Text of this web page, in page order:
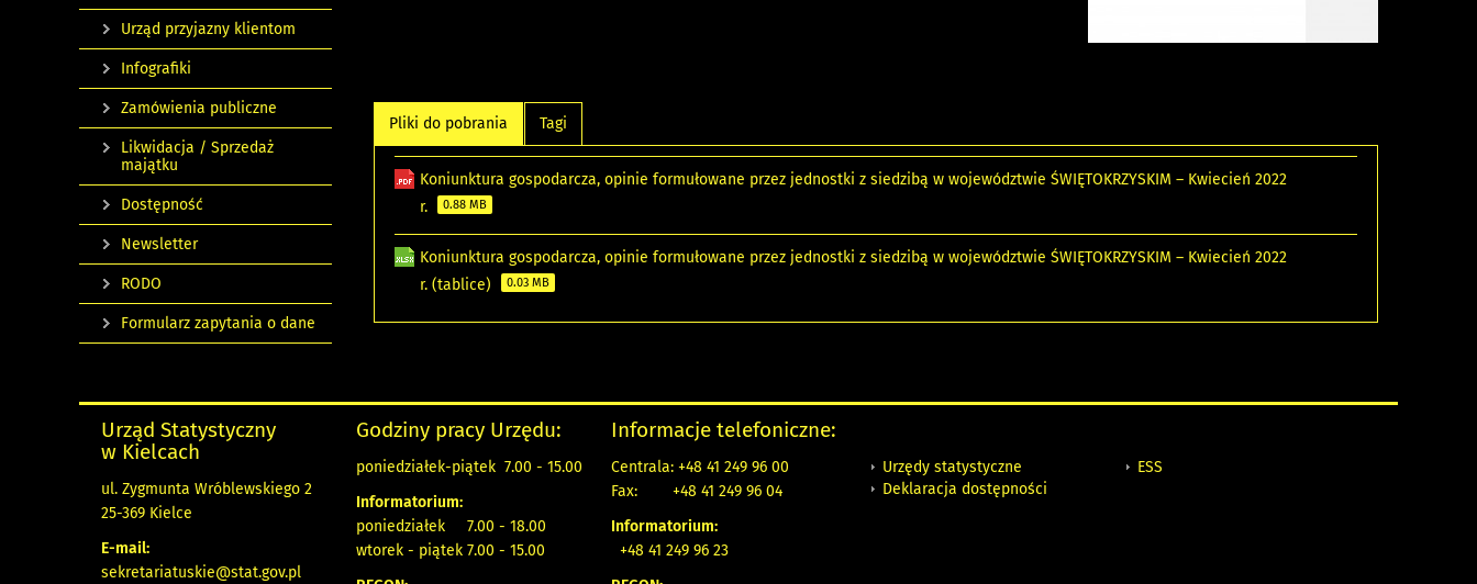
Pliki do pobrania Tagi
Koniunktura gospodarcza, opinie formułowane przez jednostki z siedzibą w województwie ŚWIĘTOKRZYSKIM – Kwiecień 2022
r.
0.88 MB
Koniunktura gospodarcza, opinie formułowane przez jednostki z siedzibą w województwie ŚWIĘTOKRZYSKIM – Kwiecień 2022
r. (tablice)
0.03 MB
Urząd przyjazny klientom
Infografiki
Zamówienia publiczne
Likwidacja / Sprzedaż
majątku
Dostępność
Newsletter
RODO
Formularz zapytania o dane
Urząd Statystyczny
w Kielcach
ul. Zygmunta Wróblewskiego 2
25-369 Kielce
E-mail:
sekretariatuskie@stat.gov.pl
Godziny pracy Urzędu:
poniedziałek-piątek 7.00 - 15.00
Informatorium:
poniedziałek 7.00 - 18.00
wtorek - piątek 7.00 - 15.00
Informacje telefoniczne:
Centrala: +48 41 249 96 00
Fax:
+48 41 249 96 04
Informatorium:
+48 41 249 96 23
Urzędy statystyczne
Deklaracja dostępności
ESS